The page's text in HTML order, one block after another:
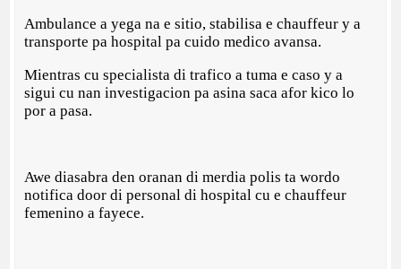
Ambulance a yega na e sitio, stabilisa e chauffeur y a
transporte pa hospital pa cuido medico avansa.
Mientras cu specialista di trafico a tuma e caso y a
sigui cu nan investigacion pa asina saca afor kico lo
por a pasa.
Awe diasabra den oranan di merdia polis ta wordo
notifica door di personal di hospital cu e chauffeur
femenino a fayece.